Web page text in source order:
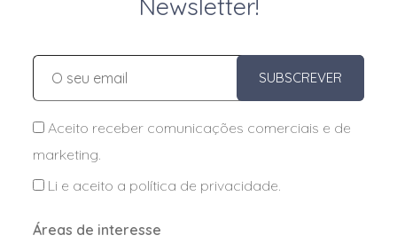
Newsletter!
SUBSCREVER
Aceito receber comunicações comerciais e de
marketing.
Li e aceito a política de privacidade.
Áreas de interesse